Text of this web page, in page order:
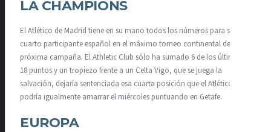
LA CHAMPIONS
El Atlético de Madrid tiene en su mano todos los números para ser el
cuarto participante español en el máximo torneo continental de la
próxima campaña. El Athletic Club sólo ha sumado 6 de los últimos
18 puntos y un tropiezo frente a un Celta Vigo, que se juega la
salvación, dejaría sentenciada esa cuarta posición que el Atlético
podría igualmente amarrar el miércoles puntuando en Getafe.
EUROPA